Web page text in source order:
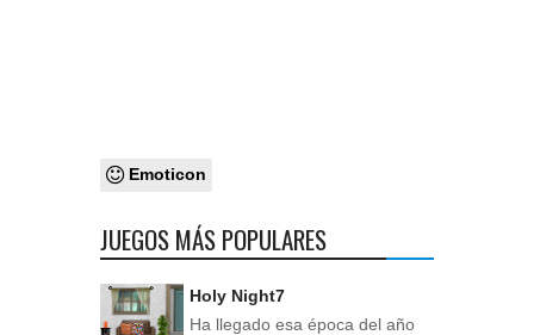
Emoticon
JUEGOS MÁS POPULARES
Holy Night7
Ha llegado esa época del año